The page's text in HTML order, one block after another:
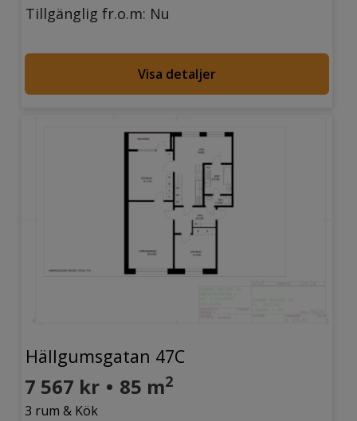
Tillgänglig fr.o.m: Nu
Visa detaljer
Hällgumsgatan 47C
7 567 kr • 85 m2
3 rum & Kök